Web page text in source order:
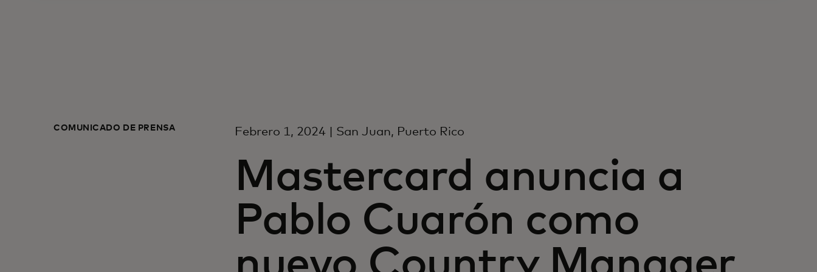
COMUNICADO DE PRENSA Febrero 1, 2024 | San Juan, Puerto Rico
Mastercard anuncia a
Pablo Cuarón como